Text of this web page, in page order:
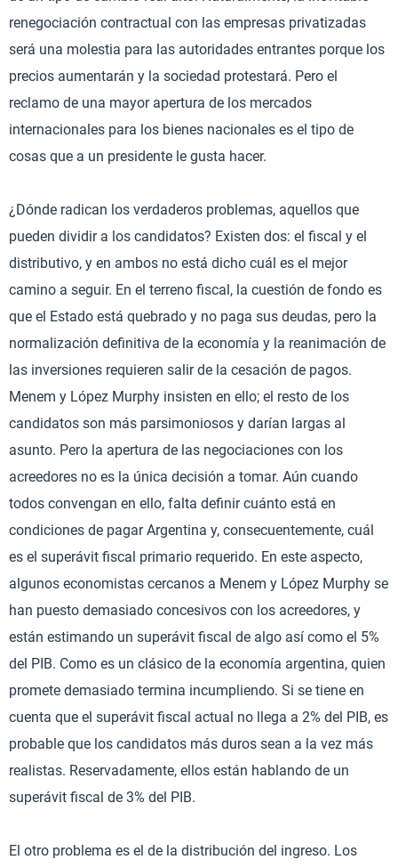
renegociación contractual con las empresas privatizadas
será una molestia para las autoridades entrantes porque los
precios aumentarán y la sociedad protestará. Pero el
reclamo de una mayor apertura de los mercados
internacionales para los bienes nacionales es el tipo de
cosas que a un presidente le gusta hacer.
¿Dónde radican los verdaderos problemas, aquellos que
pueden dividir a los candidatos? Existen dos: el fiscal y el
distributivo, y en ambos no está dicho cuál es el mejor
camino a seguir. En el terreno fiscal, la cuestión de fondo es
que el Estado está quebrado y no paga sus deudas, pero la
normalización definitiva de la economía y la reanimación de
las inversiones requieren salir de la cesación de pagos.
Menem y López Murphy insisten en ello; el resto de los
candidatos son más parsimoniosos y darían largas al
asunto. Pero la apertura de las negociaciones con los
acreedores no es la única decisión a tomar. Aún cuando
todos convengan en ello, falta definir cuánto está en
condiciones de pagar Argentina y, consecuentemente, cuál
es el superávit fiscal primario requerido. En este aspecto,
algunos economistas cercanos a Menem y López Murphy se
han puesto demasiado concesivos con los acreedores, y
están estimando un superávit fiscal de algo así como el 5%
del PIB. Como es un clásico de la economía argentina, quien
promete demasiado termina incumpliendo. Si se tiene en
cuenta que el superávit fiscal actual no llega a 2% del PIB, es
probable que los candidatos más duros sean a la vez más
realistas. Reservadamente, ellos están hablando de un
superávit fiscal de 3% del PIB.
El otro problema es el de la distribución del ingreso. Los